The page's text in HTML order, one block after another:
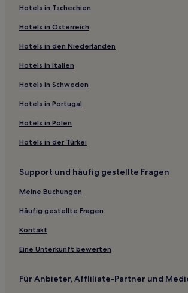
Hotels mit Parkplatz in Munster
Günstige in Indiana
Haustierfreundliche in Elkhart
Familien in Syracuse
Günstige in Madison
Familien in Noblesville
Familien in Carmel
Haustierfreundliche in Cloverdale
Hotels mit Pool in Warsaw
Familien in Edinburgh
Günstige in South Bend
Hotels mit Fitnessbereich in Columbus
Hotels mit Pool in Columbus
Hotels mit Pool in Fort Wayne
Hotels in Tschechien
Hotels in Österreich
Hotels in den Niederlanden
Hotels in Italien
Hotels in Schweden
Hotels in Portugal
Hotels in Polen
Hotels in der Türkei
Support und häufig gestellte Fragen
Meine Buchungen
Häufig gestellte Fragen
Kontakt
Eine Unterkunft bewerten
Für Anbieter, Affliliate-Partner und